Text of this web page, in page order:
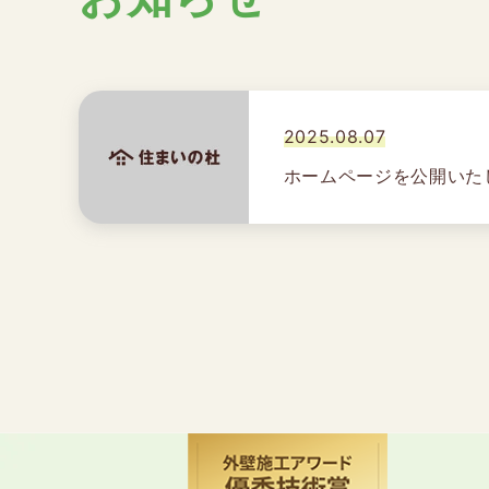
2025.08.07
ホームページを公開いた